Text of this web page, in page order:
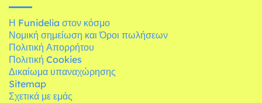
Η Funidelia στον κόσμο
Νομική σημείωση και Όροι πωλήσεων
Πολιτική Απορρήτου
Πολιτική Cookies
Δικαίωμα υπαναχώρησης
Sitemap
Σχετικά με εμάς